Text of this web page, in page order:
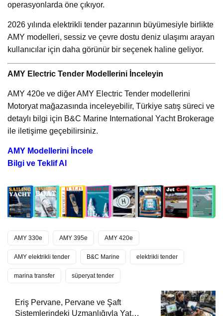
operasyonlarda öne çıkıyor.
2026 yılında elektrikli tender pazarının büyümesiyle birlikte
AMY modelleri, sessiz ve çevre dostu deniz ulaşımı arayan
kullanıcılar için daha görünür bir seçenek haline geliyor.
AMY Electric Tender Modellerini İnceleyin
AMY 420e ve diğer AMY Electric Tender modellerini
Motoryat mağazasında inceleyebilir, Türkiye satış süreci ve
detaylı bilgi için B&C Marine International Yacht Brokerage
ile iletişime geçebilirsiniz.
AMY Modellerini İncele
Bilgi ve Teklif Al
AMY 330e AMY 395e AMY 420e
AMY elektrikli tender B&C Marine elektrikli tender
marina transfer süperyat tender
Eriş Pervane, Pervane ve Şaft
Sistemlerindeki Uzmanlığıyla Yat